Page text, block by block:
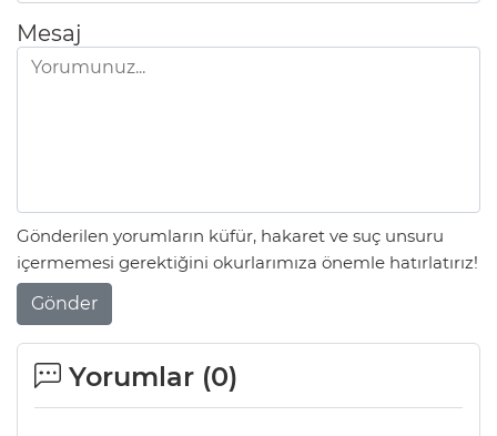
Mesaj
Gönderilen yorumların küfür, hakaret ve suç unsuru
içermemesi gerektiğini okurlarımıza önemle hatırlatırız!
Gönder
Yorumlar (0)